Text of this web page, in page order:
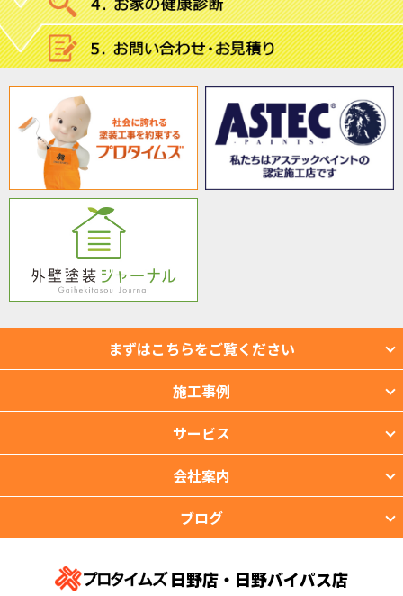
まずはこちらをご覧ください
施工事例
サービス
会社案内
ブログ
日野店・日野バイパス店